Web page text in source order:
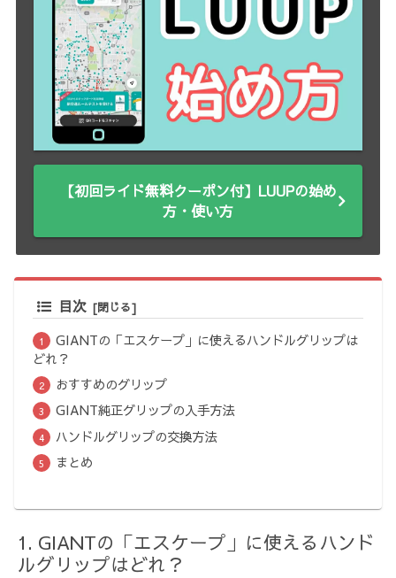
【初回ライド無料クーポン付】LUUPの始め
方・使い方
目次
GIANTの「エスケープ」に使えるハンドルグリップは
どれ？
おすすめのグリップ
GIANT純正グリップの入手方法
ハンドルグリップの交換方法
まとめ
GIANTの「エスケープ」に使えるハンド
ルグリップはどれ？